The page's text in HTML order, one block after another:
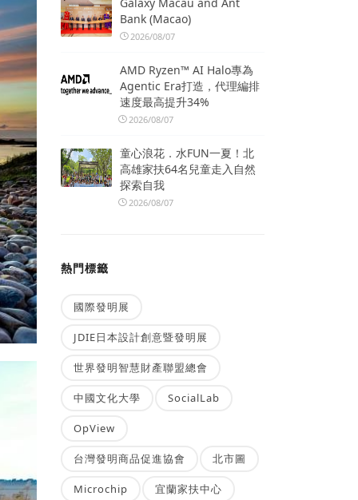
Bank (Macao)
2026/08/07
AMD Ryzen™ AI Halo專為
Agentic Era打造，代理編排
速度最高提升34%
2026/08/07
童心浪花．水FUN一夏！北
高雄家扶64名兒童走入自然
探索自我
2026/08/07
熱門標籤
國際發明展
JDIE日本設計創意暨發明展
世界發明智慧財產聯盟總會
中國文化大學 SocialLab
OpView
台灣發明商品促進協會 北市圖
Microchip 宜蘭家扶中心